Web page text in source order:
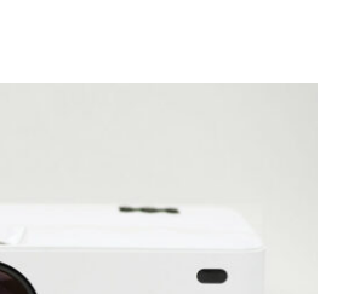
mit Screen Mirroring –